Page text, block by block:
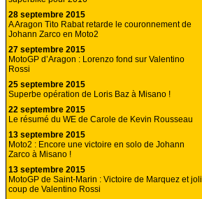
28 septembre 2015
A Aragon Tito Rabat retarde le couronnement de
Johann Zarco en Moto2
27 septembre 2015
MotoGP d’Aragon : Lorenzo fond sur Valentino
Rossi
25 septembre 2015
Superbe opération de Loris Baz à Misano !
22 septembre 2015
Le résumé du WE de Carole de Kevin Rousseau
13 septembre 2015
Moto2 : Encore une victoire en solo de Johann
Zarco à Misano !
13 septembre 2015
MotoGP de Saint-Marin : Victoire de Marquez et joli
coup de Valentino Rossi